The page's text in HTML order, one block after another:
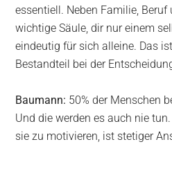
essentiell. Neben Familie,
wichtige Säule, dir nur einem
eindeutig für sich alleine. Das
Bestandteil bei der
Baumann: 50% der Menschen
Und die werden es auch nie
sie zu motivieren, ist stetiger